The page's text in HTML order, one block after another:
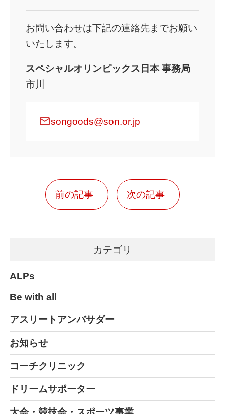
お問い合わせは下記の連絡先までお願い
いたします。
スペシャルオリンピックス日本 事務局
市川
mailsongoods@son.or.jp
前の記事 次の記事
カテゴリ
ALPs
Be with all
アスリートアンバサダー
お知らせ
コーチクリニック
ドリームサポーター